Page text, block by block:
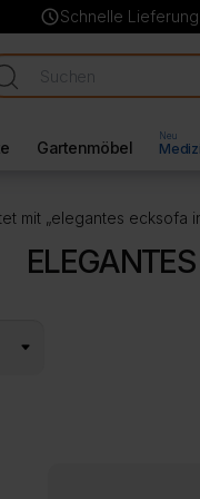
scheduleSchnelle Lieferung
Gartenmöbel
Neu
mit „elegantes ecksofa